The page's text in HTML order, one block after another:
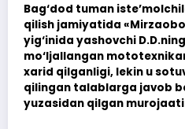
Bag‘dod tuman
qilish jamiyatida
yig‘inida yashovchi
mo‘ljallangan
xarid qilganligi, lekin u
qilingan talablarga javob
yuzasidan qilgan murojaati